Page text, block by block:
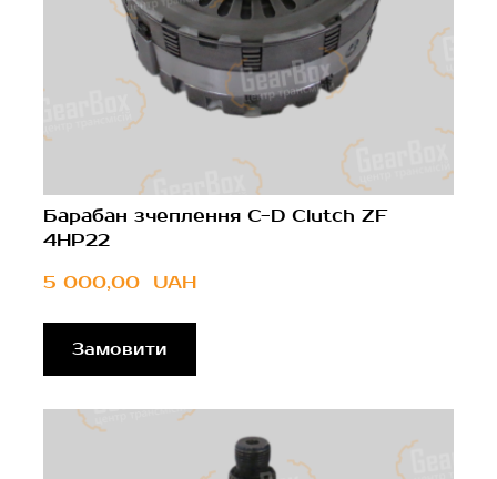
Барабан зчеплення C-D Clutch ZF
4HP22
5 000,00  UAH
Замовити